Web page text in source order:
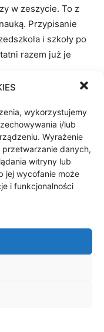
wykorzystujemy
i/lub
Wyrażenie
danych,
witryny lub
jej wycofanie może
i funkcjonalności
w zeszycie. To z
Przypisanie
i szkoły po
razem już je
Obecnie skupia
od ponad 100 lat
działań chroniących
serve” –
, prezydent Lions Club
jeszcze przed
badań
Szczecinka. Od
co roku kilkaset
to w oparciu o
wolontariuszy są